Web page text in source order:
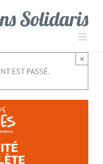
EST PASSÉ.
×